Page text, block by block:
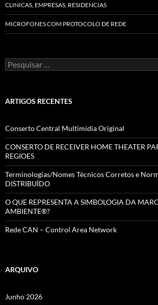
CLINICAS, EMPRESAS, RESIDENCIAS
MICROFONES COM PROTOCOLO DE REDE
Pesquisar
por:
ARTIGOS RECENTES
Conserto Central Multimidia Original
CONSERTO DE RECEIVER HOME THEATER
REGIOES
Terminologias/Nomes Técnicos Corretos e
DISTRIBUÍDO
O QUE REPRESENTA A SIMBOLOGIA DA
AMBIENTE®?
Rede CAN – Control Area Network
ARQUIVO
Junho 2026